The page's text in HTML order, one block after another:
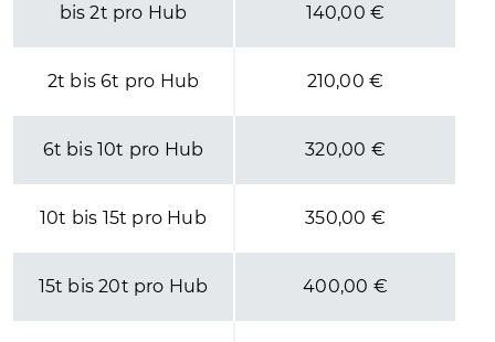
bis 2t pro Hub 140,00 €
2t bis 6t pro Hub 210,00 €
6t bis 10t pro Hub 320,00 €
10t bis 15t pro Hub 350,00 €
15t bis 20t pro Hub 400,00 €